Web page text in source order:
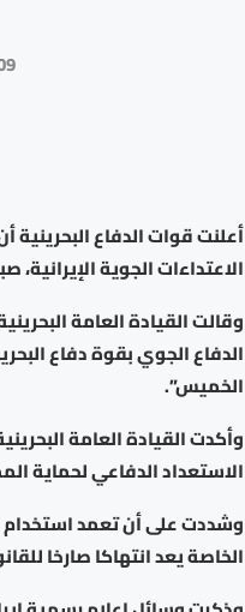
أعلنت قوات الدفاع
الاعتداءات الجوية
وقالت القيادة العامة
الدفاع الجوي بقوة دفاع
الخميس”.
وأكدت القيادة العامة
الاستعداد الدفاعي لحماية
وشددت على أن تعمد استخدام
الخاصة يعد انتهاكا صارخا